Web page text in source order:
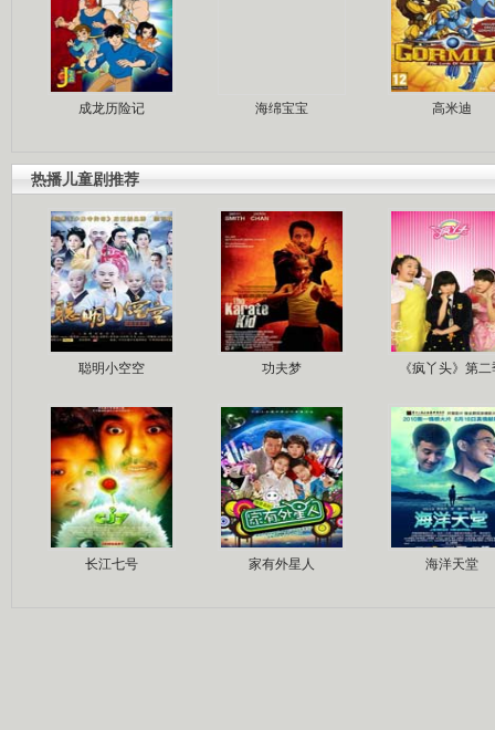
成龙历险记 海绵宝宝 高米迪
热播儿童剧推荐
聪明小空空 功夫梦 《疯丫头》第二
长江七号 家有外星人 海洋天堂